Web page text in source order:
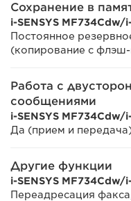
Сохранение в
i-SENSYS MF734Cdw/
Постоянное
(копирование с
Работа с
сообщениями
i-SENSYS MF734Cdw/
Да (прием и
Другие функции
i-SENSYS MF734Cdw/
Переадресация